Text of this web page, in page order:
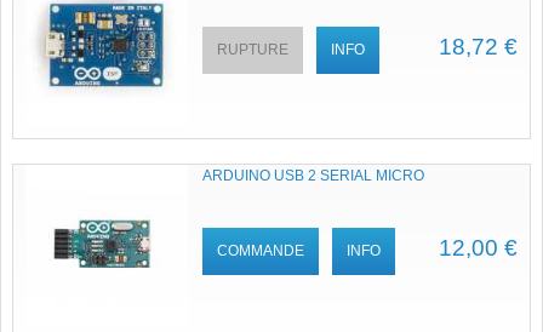
18,72 €
RUPTURE INFO
ARDUINO USB 2 SERIAL MICRO
12,00 €
COMMANDE INFO